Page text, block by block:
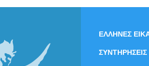
ΕΛΛΗΝΕΣ
ΣΥΝΤΗΡΗΣΕΙΣ